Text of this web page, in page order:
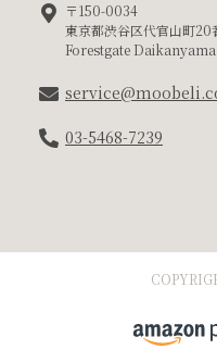
〒150-0034
東京都渋谷区代官山町20
Forestgate
03-5468-7239